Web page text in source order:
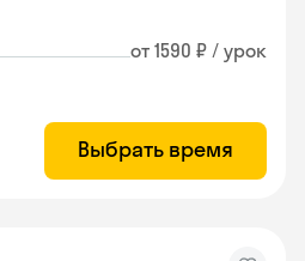
от 1590 ₽ / урок
Выбрать время